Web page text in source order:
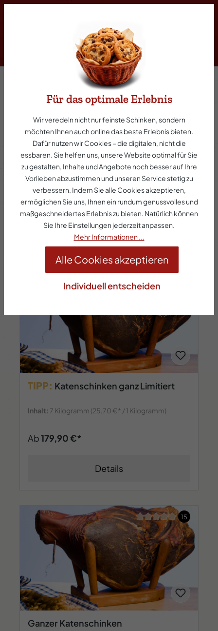
Holsteiner Schinken
Entdecken Sie unsere traditionsreichen,
handgefertigten Schinken aus besten Zutaten
der Region. Mit Liebe geräuchert und perfekt
gereift, bieten wir Ihnen ein einzigartiges
Geschmackserlebnis aus dem Herzen Holsteins.
TIPP: Katenschinken ganz Limitiert
Inhalt: 7 Kilogramm (25,70 €* / 1 Kilogramm)
Ab179,90 €*
Details
Durchschnittliche
15
Ganzer Katenschinken
Für das optimale Erlebnis
Wir veredeln nicht nur feinste Schinken, sondern
möchten Ihnen auch online das beste Erlebnis bieten.
Dafür nutzen wir Cookies – die digitalen, nicht die
essbaren. Sie helfen uns, unsere Website optimal für Sie
zu gestalten, Inhalte und Angebote noch besser auf Ihre
Vorlieben abzustimmen und unseren Service stetig zu
verbessern. Indem Sie alle Cookies akzeptieren,
ermöglichen Sie uns, Ihnen ein rundum genussvolles und
maßgeschneidertes Erlebnis zu bieten. Natürlich können
Sie Ihre Einstellungen jederzeit anpassen.
Mehr Informationen ...
Alle Cookies akzeptieren
Individuell entscheiden